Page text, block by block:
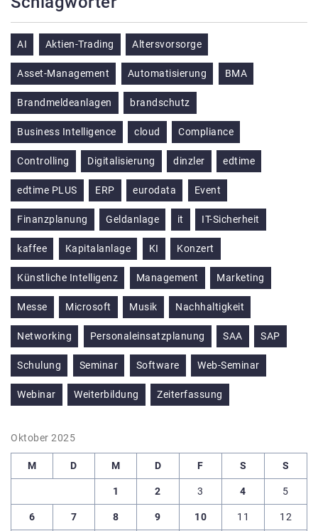
AI Aktien-Trading Altersvorsorge
Asset-Management Automatisierung BMA
Brandmeldeanlagen brandschutz
Business Intelligence cloud Compliance
Controlling Digitalisierung dinzler edtime
edtime PLUS ERP eurodata Event
Finanzplanung Geldanlage it IT-Sicherheit
kaffee Kapitalanlage KI Konzert
Künstliche Intelligenz Management Marketing
Messe Microsoft Musik Nachhaltigkeit
Networking Personaleinsatzplanung SAA SAP
Schulung Seminar Software Web-Seminar
Webinar Weiterbildung Zeiterfassung
Oktober 2025
M D M D F S S
1 2 3 4 5
6 7 8 9 10 11 12